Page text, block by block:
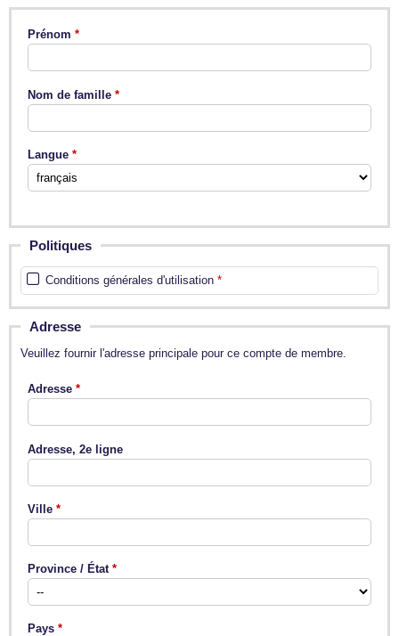
Prénom
Nom de famille
Langue
Politiques
Conditions générales d'utilisation
Adresse
Veuillez fournir l'adresse principale pour ce compte de membre.
Adresse
Adresse, 2e ligne
Ville
Province / État
Pays